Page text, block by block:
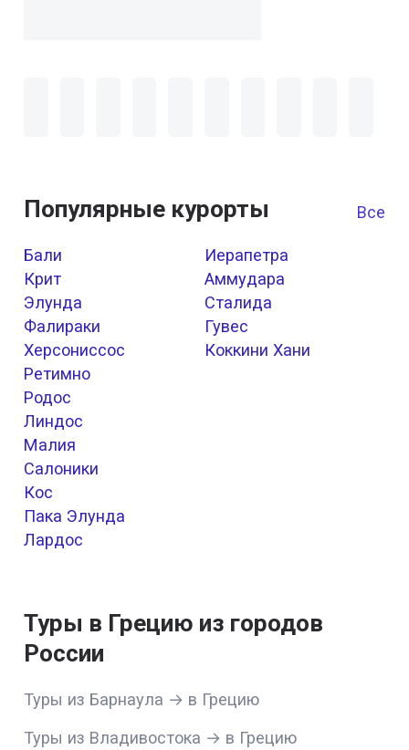
Популярные курорты Все
Бали
Крит
Элунда
Фалираки
Херсониссос
Ретимно
Родос
Линдос
Малия
Салоники
Кос
Пака Элунда
Лардос
Иерапетра
Аммудара
Сталида
Гувес
Коккини Хани
Туры в Грецию из городов
России
Туры из Барнаула → в Грецию
Туры из Владивостока → в Грецию